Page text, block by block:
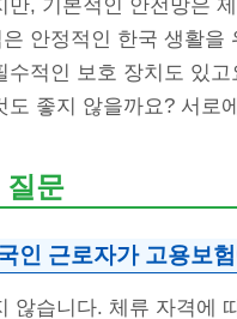
만, 기본적인 안전망은
안정적인 한국 생활을
수적인 보호 장치도 있
도 좋지 않을까요? 서로
질문
인 근로자가 고용보
않습니다. 체류 자격에